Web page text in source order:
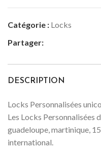
Catégorie : Locks
Partager:
DESCRIPTION
Locks Personnalisées
Les Locks Personnalisées
guadeloupe, martinique,
international.